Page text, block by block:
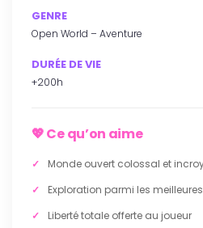
GENRE
Open World – Aventure
DURÉE DE VIE
+200h
Ce qu’on aime
Monde ouvert colossal et
Exploration parmi les
Liberté totale offerte au joueur